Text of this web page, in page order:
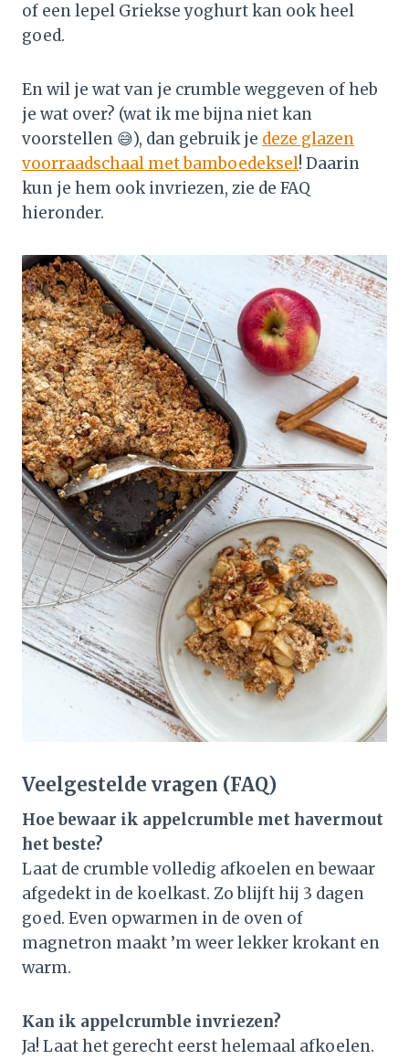
of een lepel Griekse yoghurt kan ook heel
goed.
En wil je wat van je crumble weggeven of heb
je wat over? (wat ik me bijna niet kan
voorstellen 😅), dan gebruik je deze glazen
voorraadschaal met bamboedeksel! Daarin
kun je hem ook invriezen, zie de FAQ
hieronder.
Veelgestelde vragen (FAQ)
Hoe bewaar ik appelcrumble met havermout
het beste?
Laat de crumble volledig afkoelen en bewaar
afgedekt in de koelkast. Zo blijft hij 3 dagen
goed. Even opwarmen in de oven of
magnetron maakt ’m weer lekker krokant en
warm.
Kan ik appelcrumble invriezen?
Ja! Laat het gerecht eerst helemaal afkoelen.